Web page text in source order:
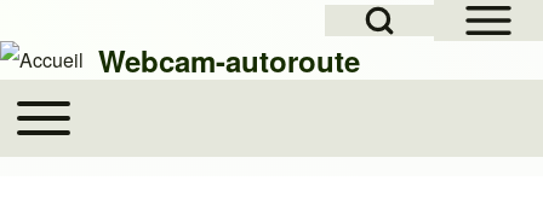
Rechercher
Webcam-autoroute
Main navigation
Toggle main menu